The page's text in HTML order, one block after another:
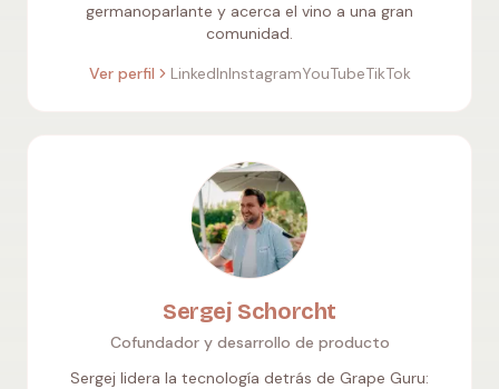
germanoparlante y acerca el vino a una gran
comunidad.
Ver perfil
LinkedInInstagramYouTubeTikTok
Sergej Schorcht
Cofundador y desarrollo de producto
Sergej lidera la tecnología detrás de Grape Guru: